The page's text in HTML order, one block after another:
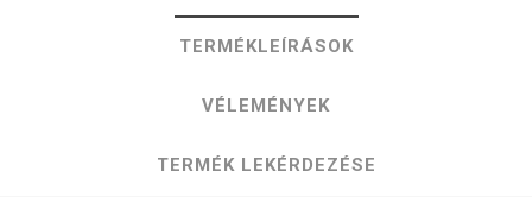
TERMÉKLEÍRÁSOK
VÉLEMÉNYEK
TERMÉK LEKÉRDEZÉSE